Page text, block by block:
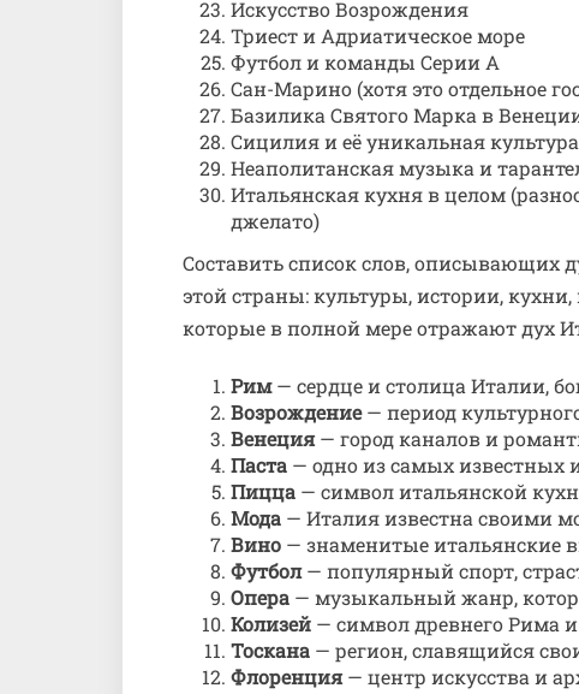
Искусство Возрождения
Триест и Адриатическое море
Футбол и команды Серии А
Сан-Марино (хотя это отдельное
Базилика Святого Марка в
Сицилия и её уникальная культура
Неаполитанская музыка и
Итальянская кухня в целом
джелато)
Составить список слов, описывающих
этой страны: культуры, истории,
которые в полной мере отражают дух
Рим— сердце и столица Италии,
Возрождение— период
Венеция— город каналов и
Паста — одно из самых известных
Пицца — символ итальянской
Мода — Италия известна своими
Вино — знаменитые итальянские
Футбол— популярный спорт,
Опера — музыкальный жанр,
Колизей — символ древнего Рима
Тоскана — регион, славящийся
Флоренция— центр искусства и